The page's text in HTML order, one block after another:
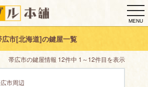
MENU
広市[北海道]の鍵屋一覧
帯広市の鍵屋情報 12件中 1～12件目を表示
市周辺